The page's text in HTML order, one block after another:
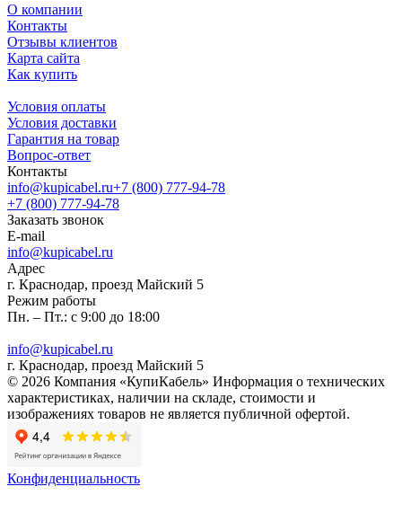
О компании
Контакты
Отзывы клиентов
Карта сайта
Как купить
Условия оплаты
Условия доставки
Гарантия на товар
Вопрос-ответ
Контакты
info@kupicabel.ru+7 (800) 777-94-78
+7 (800) 777-94-78
Заказать звонок
E-mail
info@kupicabel.ru
Адрес
г. Краснодар, проезд Майский 5
Режим работы
Пн. – Пт.: с 9:00 до 18:00
info@kupicabel.ru
г. Краснодар, проезд Майский 5
© 2026 Компания «КупиКабель» Информация о технических
характеристиках, наличии на складе, стоимости и
изображениях товаров не является публичной офертой.
Конфиденциальность